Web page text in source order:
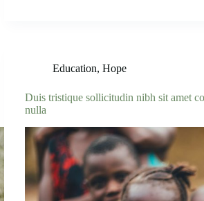
Education,Hope
Duis tristique sollicitudin nibh sit amet
nulla